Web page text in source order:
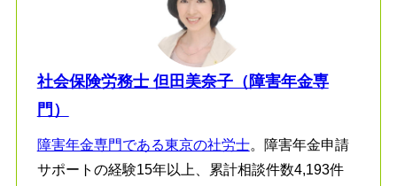
社会保険労務士 但田美奈子（障害年金専
門）
障害年金専門である東京の社労士。障害年金申請
サポートの経験15年以上、累計相談件数4,193件